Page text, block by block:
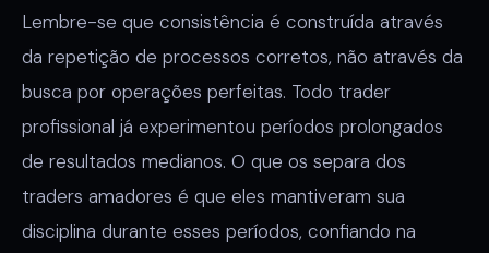
Lembre-se que consistência é construída através
da repetição de processos corretos, não através da
busca por operações perfeitas. Todo trader
profissional já experimentou períodos prolongados
de resultados medianos. O que os separa dos
traders amadores é que eles mantiveram sua
disciplina durante esses períodos, confiando na